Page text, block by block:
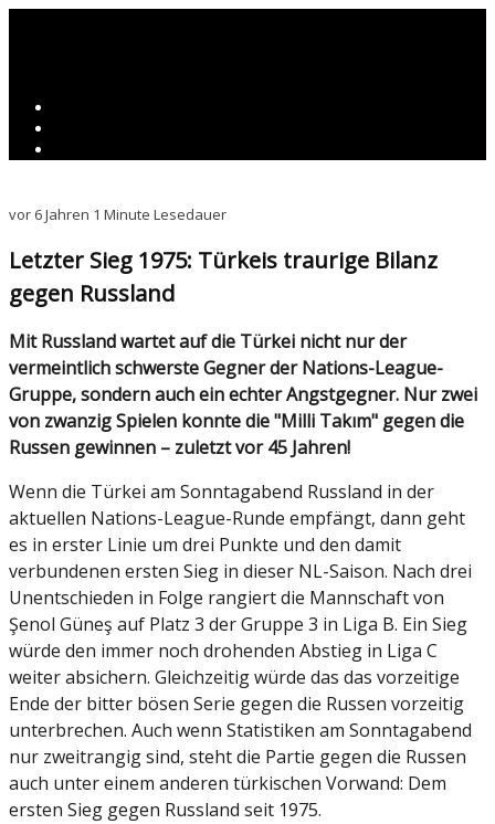
vor 6 Jahren 1 Minute Lesedauer
Letzter Sieg 1975: Türkeis traurige Bilanz
gegen Russland
Mit Russland wartet auf die Türkei nicht nur der
vermeintlich schwerste Gegner der Nations-League-
Gruppe, sondern auch ein echter Angstgegner. Nur zwei
von zwanzig Spielen konnte die "Milli Takım" gegen die
Russen gewinnen – zuletzt vor 45 Jahren!
Wenn die Türkei am Sonntagabend Russland in der
aktuellen Nations-League-Runde empfängt, dann geht
es in erster Linie um drei Punkte und den damit
verbundenen ersten Sieg in dieser NL-Saison. Nach drei
Unentschieden in Folge rangiert die Mannschaft von
Şenol Güneş auf Platz 3 der Gruppe 3 in Liga B. Ein Sieg
würde den immer noch drohenden Abstieg in Liga C
weiter absichern. Gleichzeitig würde das das vorzeitige
Ende der bitter bösen Serie gegen die Russen vorzeitig
unterbrechen. Auch wenn Statistiken am Sonntagabend
nur zweitrangig sind, steht die Partie gegen die Russen
auch unter einem anderen türkischen Vorwand: Dem
ersten Sieg gegen Russland seit 1975.